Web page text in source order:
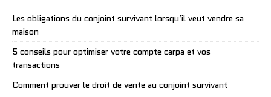
Les obligations du conjoint survivant lorsqu’il veut vendre sa
maison
5 conseils pour optimiser votre compte carpa et vos
transactions
Comment prouver le droit de vente au conjoint survivant